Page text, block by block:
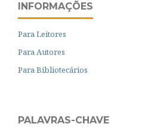
INFORMAÇÕES
Para Leitores
Para Autores
Para Bibliotecários
PALAVRAS-CHAVE